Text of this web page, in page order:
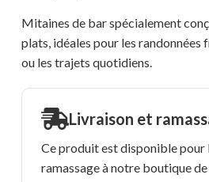
Mitaines de bar spécialement
plats, idéales pour les randonnées
ou les trajets quotidiens.
Livraison et
Ce produit est disponible pour
ramassage à notre boutique